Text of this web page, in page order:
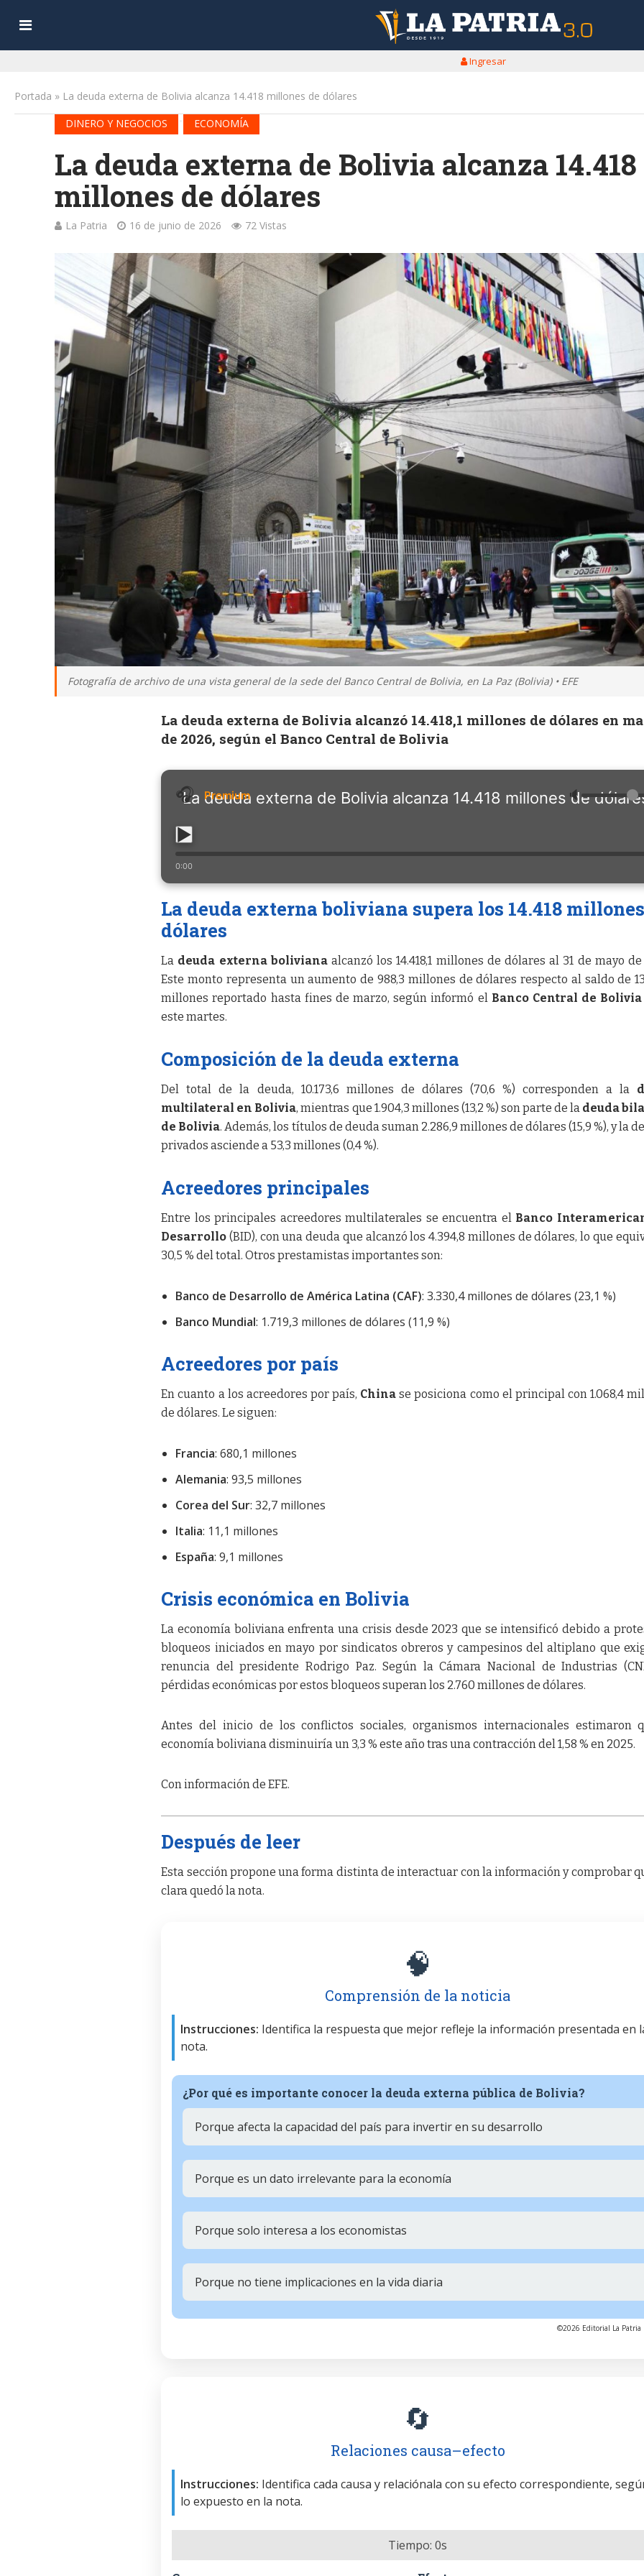
Ingresar
Portada » La deuda externa de Bolivia alcanza 14.418 millones de dólares
DINERO Y NEGOCIOS
ECONOMÍA
La deuda externa de Bolivia alcanza 14.418
millones de dólares
La Patria 16 de junio de 2026 72 Vistas
Fotografía de archivo de una vista general de la sede del Banco Central de Bolivia, en La Paz (Bolivia) • EFE
La deuda externa de Bolivia alcanzó 14.418,1 millones de dólares en
de 2026, según el Banco Central de Bolivia
La deuda externa de Bolivia alcanza 14.418 millones de
🔈
0:00
La deuda externa boliviana supera los 14.418
dólares
La deuda externa bolivianaalcanzó los 14.418,1 millones de dólares al 31 de mayo de
Este monto representa un aumento de 988,3 millones de dólares respecto al saldo de
millones reportado hasta fines de marzo, según informó el Banco Central de Bolivia
este martes.
Composición de la deuda externa
Del total de la deuda, 10.173,6 millones de dólares (70,6 %) corresponden a la
multilateral en Bolivia, mientras que 1.904,3 millones (13,2 %) son parte de la deuda
de Bolivia. Además, los títulos de deuda suman 2.286,9 millones de dólares (15,9 %), y la
privados asciende a 53,3 millones (0,4 %).
Acreedores principales
Entre los principales acreedores multilaterales se encuentra el Banco
Desarrollo (BID), con una deuda que alcanzó los 4.394,8 millones de dólares, lo que
30,5 % del total. Otros prestamistas importantes son:
Banco de Desarrollo de América Latina (CAF): 3.330,4 millones de dólares (23,1 %)
Banco Mundial: 1.719,3 millones de dólares (11,9 %)
Acreedores por país
En cuanto a los acreedores por país, China se posiciona como el principal con 1.068,4
de dólares. Le siguen:
Francia: 680,1 millones
Alemania: 93,5 millones
Corea del Sur: 32,7 millones
Italia: 11,1 millones
España: 9,1 millones
Crisis económica en Bolivia
La economía boliviana enfrenta una crisis desde 2023 que se intensificó debido a
bloqueos iniciados en mayo por sindicatos obreros y campesinos del altiplano que
renuncia del presidente Rodrigo Paz. Según la Cámara Nacional de Industrias
pérdidas económicas por estos bloqueos superan los 2.760 millones de dólares.
Antes del inicio de los conflictos sociales, organismos internacionales estimaron
economía boliviana disminuiría un 3,3 % este año tras una contracción del 1,58 % en 2025.
Con información de EFE.
Después de leer
Esta sección propone una forma distinta de interactuar con la información y comprobar
clara quedó la nota.
🧠
Comprensión de la noticia
Instrucciones: Identifica la respuesta que mejor refleje la información presentada en
nota.
¿Por qué es importante conocer la deuda externa pública de Bolivia?
Porque afecta la capacidad del país para invertir en su desarrollo
Porque es un dato irrelevante para la economía
Porque solo interesa a los economistas
Porque no tiene implicaciones en la vida diaria
©2026 Editorial La Patria
🔄
Relaciones causa–efecto
Instrucciones: Identifica cada causa y relaciónala con su efecto correspondiente,
lo expuesto en la nota.
Tiempo:0s